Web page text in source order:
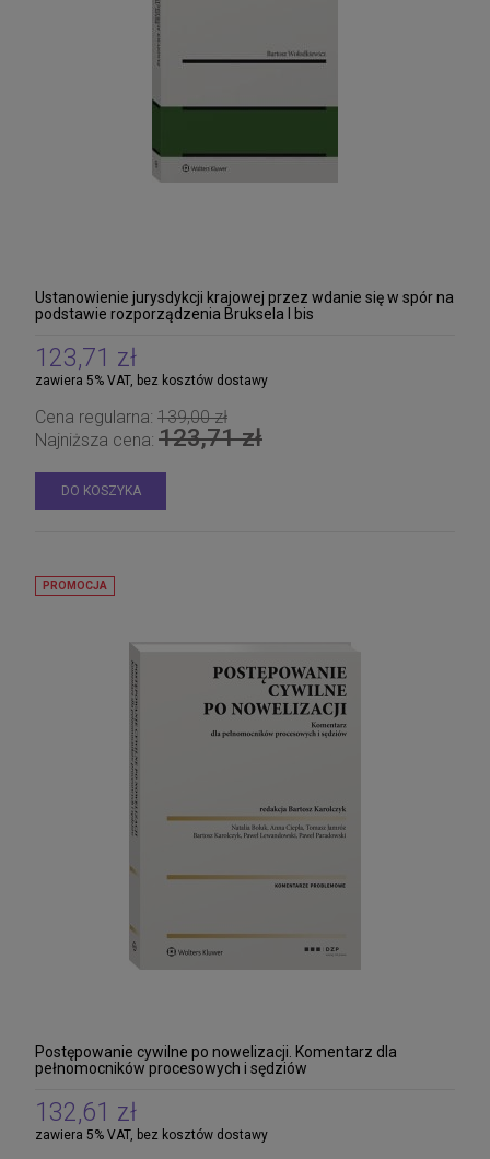
Ustanowienie jurysdykcji krajowej przez wdanie się w spór na
podstawie rozporządzenia Bruksela I bis
123,71 zł
zawiera 5% VAT, bez kosztów dostawy
Cena regularna: 139,00 zł
Najniższa cena: 123,71 zł
DO KOSZYKA
Postępowanie cywilne po nowelizacji. Komentarz dla
pełnomocników procesowych i sędziów
132,61 zł
zawiera 5% VAT, bez kosztów dostawy
PROMOCJA